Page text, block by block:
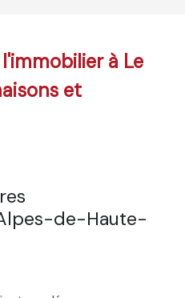
à Le
et
de-Haute-